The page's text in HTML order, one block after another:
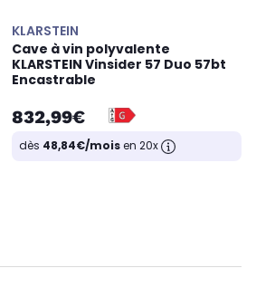
KLARSTEIN
Cave à vin polyvalente
KLARSTEIN Vinsider 57 Duo 57bt
Encastrable
832,99€
dès 48,84€/moisen 20x